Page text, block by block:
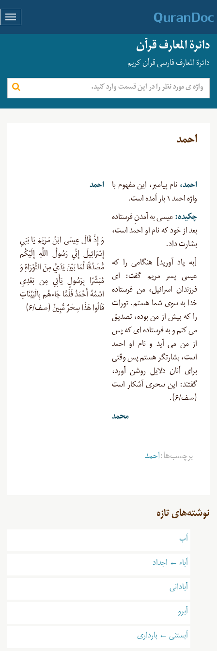
دائرة المعارف قرآن
دائرة المعارف فارسی قرآن کریم
احمد
احمد، نام پیامبر، این مفهوم با
واژه احمد ۱ بار آمده است.‌
چکیده: عیسی به آمدنِ فرستاده
بعد از خود که نام او احمد است،
بشارت داد.
[به یاد آورید] هنگامی را که
عیسى پسر مریم گفت: اى
فرزندان اسرائیل، من فرستاده
خدا به سوى شما هستم. تورات
را که پیش از من بوده، تصدیق
مى‏ کنم و به فرستاده ‏اى که پس
از من مى ‏آید و نام او احمد
است، بشارتگر هستم پس وقتى
براى آنان دلایل روشن آورد،
گفتند: این سحرى آشکار است
(صف/۶).
محمد
احمد
وَ إِذْ قَالَ عِيسَى ابْنُ مَرْيَمَ يَا بَنِي
إِسْرَائِيلَ إِنِّي رَسُولُ اللَّهِ إِلَيْكُم
مُّصَدِّقًا لِّمَا بَيْنَ يَدَيَّ مِنَ التَّوْرَاةِ وَ
مُبَشِّرًا بِرَسُولٍ يَأْتِي مِن بَعْدِي
اسْمُهُ أَحْمَدُ فَلَمَّا جَاءهُم بِالْبَيِّنَاتِ
قَالُوا هَذَا سِحْرٌ مُّبِينٌ (صف/۶)
برچسب‌ها:احمد
نوشته‌های تازه
آب
آباء ← اجداد
آبادانی
آبرو
آبستنی ← بارداری